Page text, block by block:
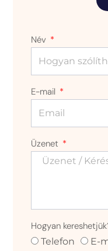
Név
E-mail
Üzenet
Hogyan
Telefon E-